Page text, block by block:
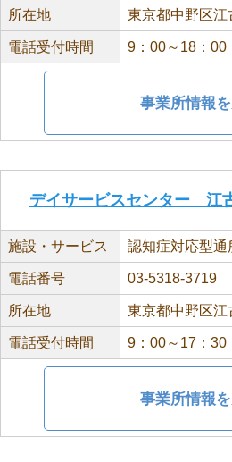
所在地 東京都中野区江
電話受付時間 9：00～18：00
事業所情報
デイサービスセンター 江
施設・サービス 認知症対応型通
電話番号 03-5318-3719
所在地 東京都中野区江
電話受付時間 9：00～17：30
事業所情報